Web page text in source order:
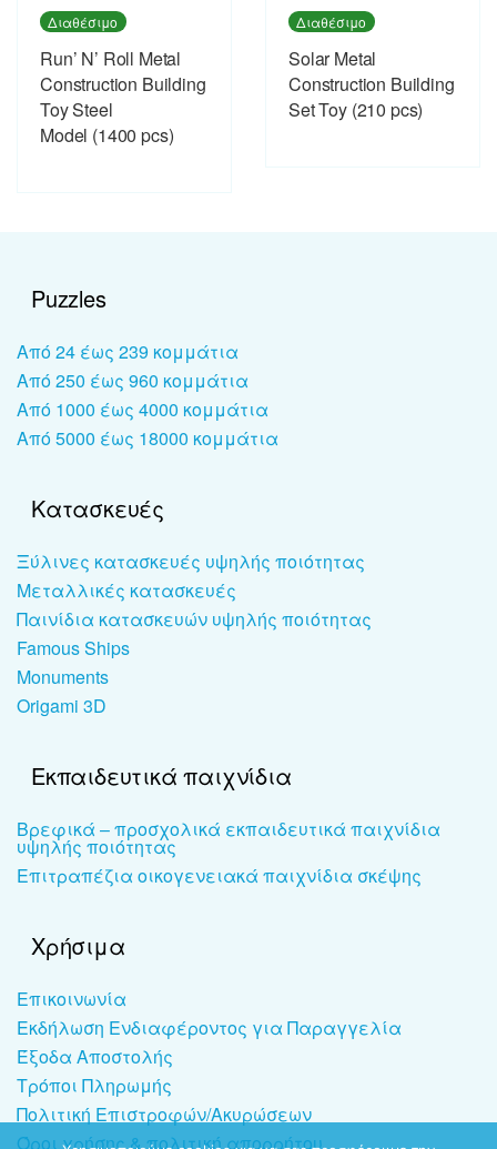
Διαθέσιμο
Run’ N’ Roll Metal
Construction Building
Toy Steel
Model (1400 pcs)
Διαθέσιμο
Solar Metal
Construction Building
Set Toy (210 pcs)
Puzzles
Από 24 έως 239 κομμάτια
Από 250 έως 960 κομμάτια
Από 1000 έως 4000 κομμάτια
Από 5000 έως 18000 κομμάτια
Κατασκευές
Ξύλινες κατασκευές υψηλής ποιότητας
Μεταλλικές κατασκευές
Παινίδια κατασκευών υψηλής ποιότητας
Famous Ships
Monuments
Origami 3D
Εκπαιδευτικά παιχνίδια
Βρεφικά – προσχολικά εκπαιδευτικά παιχνίδια
υψηλής ποιότητας
Επιτραπέζια οικογενειακά παιχνίδια σκέψης
Χρήσιμα
Επικοινωνία
Εκδήλωση Ενδιαφέροντος για Παραγγελία
Έξοδα Αποστολής
Τρόποι Πληρωμής
Πολιτική Επιστροφών/Ακυρώσεων
Όροι χρήσης & πολιτική απορρήτου